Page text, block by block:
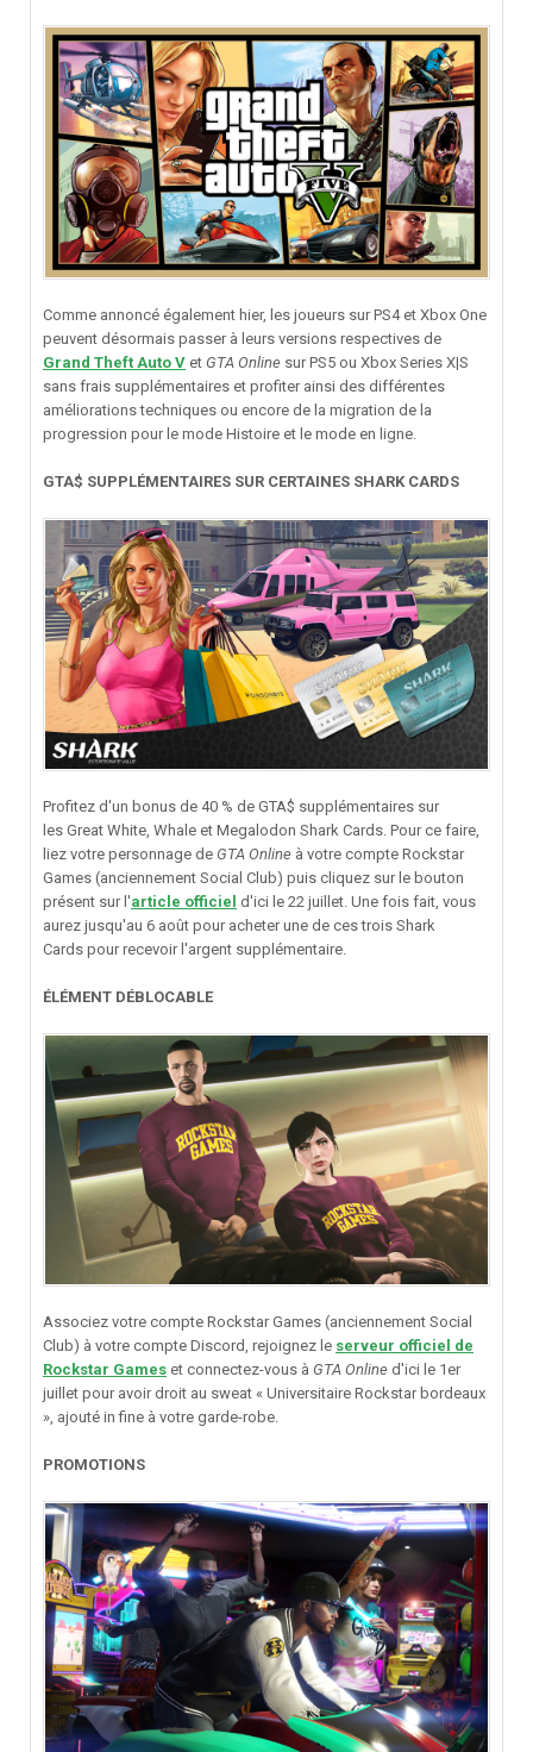
Comme annoncé également hier, les joueurs sur PS4 et Xbox One
peuvent désormais passer à leurs versions respectives de
Grand Theft Auto V et GTA Online sur PS5 ou Xbox Series X|S
sans frais supplémentaires et profiter ainsi des différentes
améliorations techniques ou encore de la migration de la
progression pour le mode Histoire et le mode en ligne.
GTA$ SUPPLÉMENTAIRES SUR CERTAINES SHARK CARDS
Profitez d'un bonus de 40 % de GTA$ supplémentaires sur
les Great White, Whale et Megalodon Shark Cards. Pour ce faire,
liez votre personnage de GTA Online à votre compte Rockstar
Games (anciennement Social Club) puis cliquez sur le bouton
présent sur l'article officiel d'ici le 22 juillet. Une fois fait, vous
aurez jusqu'au 6 août pour acheter une de ces trois Shark
Cards pour recevoir l'argent supplémentaire.
ÉLÉMENT DÉBLOCABLE
Associez votre compte Rockstar Games (anciennement Social
Club) à votre compte Discord, rejoignez le serveur officiel de
Rockstar Games et connectez-vous à GTA Online d'ici le 1er
juillet pour avoir droit au sweat « Universitaire Rockstar bordeaux
», ajouté in fine à votre garde-robe.
PROMOTIONS